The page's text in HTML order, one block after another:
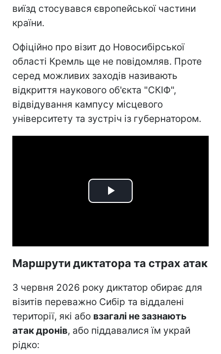
виїзд стосувався європейської частини
країни.
Офіційно про візит до Новосибірської
області Кремль ще не повідомляв. Проте
серед можливих заходів називають
відкриття наукового об'єкта "СКІФ",
відвідування кампусу місцевого
університету та зустріч із губернатором.
Play
Маршрути диктатора та страх атак
З червня 2026 року диктатор обирає для
візитів переважно Сибір та віддалені
території, які або взагалі не зазнають
атак дронів, або піддавалися їм украй
рідко: